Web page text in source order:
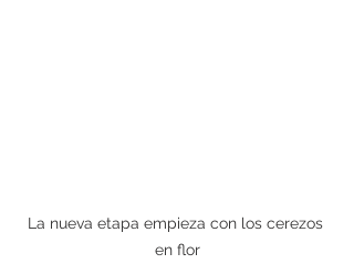
La nueva etapa empieza con los cerezos
en flor